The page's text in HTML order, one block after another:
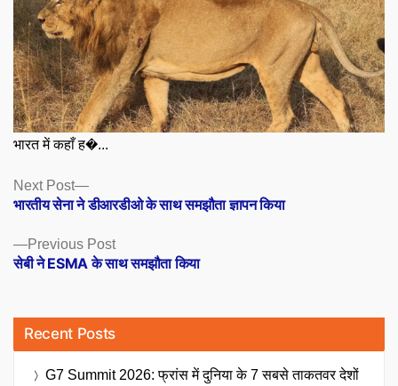
भारत में कहाँ ह�...
Posts
navigation
Previous PostPrevious
post:
सेबी ने ESMA के साथ समझौता किया
Next Post
Next
post:
भारतीय सेना ने डीआरडीओ के साथ समझौता ज्ञापन किया
Recent Posts
G7 Summit 2026: फ्रांस में दुनिया के 7 सबसे ताकतवर देशों